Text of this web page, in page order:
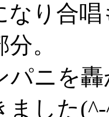
なり合
。
パニを
ました